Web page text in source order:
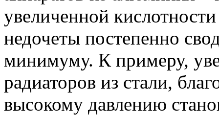
увеличенной
недочеты постепенно
минимуму. К примеру,
радиаторов из стали,
высокому давлению